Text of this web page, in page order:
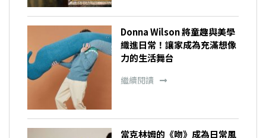
Donna Wilson 將童趣與美學
織進日常！讓家成為充滿想像
力的生活舞台
繼續閱讀
當克林姆的《吻》成為日常風